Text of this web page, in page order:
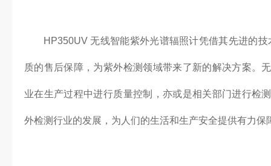
HP350UV 无线智能紫外光谱辐照计凭借其先进的
质的售后保障，为紫外检测领域带来了新的解决方案。
业在生产过程中进行质量控制，亦或是相关部门进行检
外检测行业的发展，为人们的生活和生产安全提供有力保